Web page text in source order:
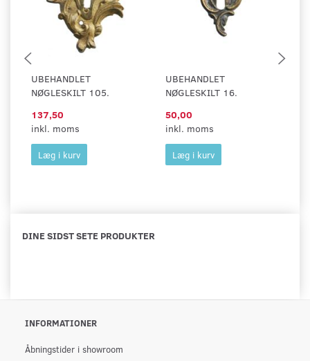
UBEHANDLET
NØGLESKILT 105.
137,50
inkl. moms
Læg i kurv
UBEHANDLET
NØGLESKILT 16.
50,00
inkl. moms
Læg i kurv
DINE SIDST SETE PRODUKTER
INFORMATIONER
Åbningstider i showroom